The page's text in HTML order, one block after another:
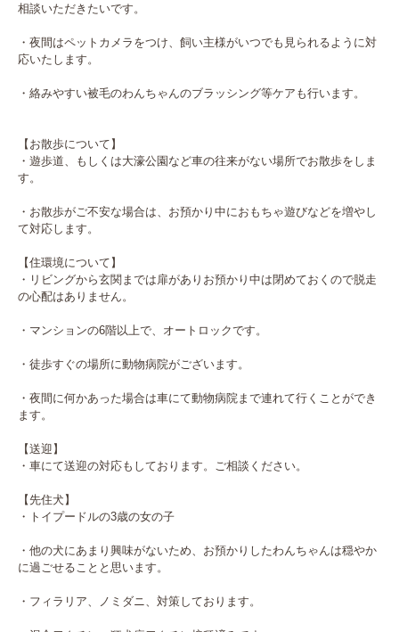
相談いただきたいです。
・夜間はペットカメラをつけ、飼い主様がいつでも見られるように対
応いたします。
・絡みやすい被毛のわんちゃんのブラッシング等ケアも行います。
【お散歩について】
・遊歩道、もしくは大濠公園など車の往来がない場所でお散歩をしま
す。
・お散歩がご不安な場合は、お預かり中におもちゃ遊びなどを増やし
て対応します。
【住環境について】
・リビングから玄関までは扉がありお預かり中は閉めておくので脱走
の心配はありません。
・マンションの6階以上で、オートロックです。
・徒歩すぐの場所に動物病院がございます。
・夜間に何かあった場合は車にて動物病院まで連れて行くことができ
ます。
【送迎】
・車にて送迎の対応もしております。ご相談ください。
【先住犬】
・トイプードルの3歳の女の子
・他の犬にあまり興味がないため、お預かりしたわんちゃんは穏やか
に過ごせることと思います。
・フィラリア、ノミダニ、対策しております。